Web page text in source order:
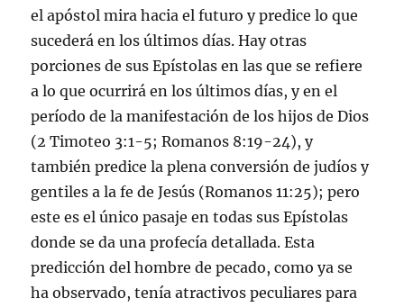
el apóstol mira hacia el futuro y predice lo que
sucederá en los últimos días. Hay otras
porciones de sus Epístolas en las que se refiere
a lo que ocurrirá en los últimos días, y en el
período de la manifestación de los hijos de Dios
(2 Timoteo 3:1-5;Romanos 8:19-24), y
también predice la plena conversión de judíos y
gentiles a la fe de Jesús (Romanos 11:25); pero
este es el único pasaje en todas sus Epístolas
donde se da una profecía detallada. Esta
predicción del hombre de pecado, como ya se
ha observado, tenía atractivos peculiares para